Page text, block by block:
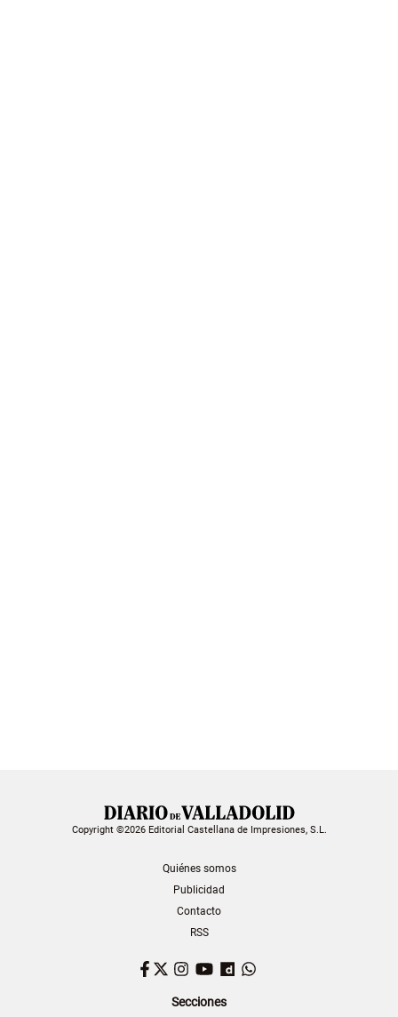
Copyright ©2026 Editorial Castellana de Impresiones, S.L.
Quiénes somos
Publicidad
Contacto
RSS
Facebook
TwitterInstagram
YouTubeDailymotion
Secciones